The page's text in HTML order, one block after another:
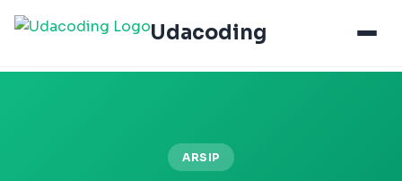
Udacoding
ARSIP